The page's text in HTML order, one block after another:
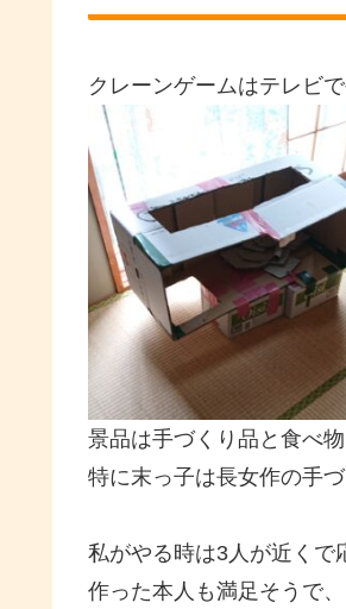
クレーンゲームはテレビ
景品は手づくり品と食べ
特に末っ子は長女作の手
私がやる時は3人が近くで
作った本人も満足そうで